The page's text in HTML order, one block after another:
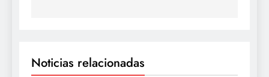
Noticias relacionadas